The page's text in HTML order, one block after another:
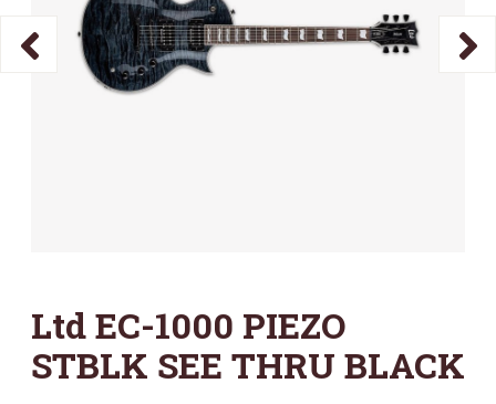
Ltd EC-1000 PIEZO
STBLK SEE THRU BLACK